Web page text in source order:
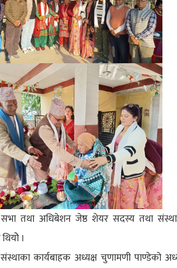
तथा अधिबेशन जेष्ठ शेयर सदस्य तथा
।
कार्यबाहक अध्यक्ष चुणामणी पाण्डेको